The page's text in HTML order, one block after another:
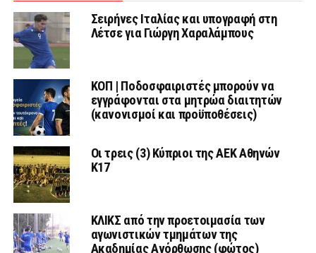
Σειρήνες Ιταλίας και υπογραφή στη
Λέτσε για Γιώργη Χαραλάμπους
ΚΟΠ | Ποδοσφαιριστές μπορούν να
εγγράφονται στα μητρώα διαιτητών
(κανονισμοί και προϋποθέσεις)
Οι τρεις (3) Κύπριοι της ΑΕΚ Αθηνών
Κ17
ΚΛΙΚΣ από την προετοιμασία των
αγωνιστικών τμημάτων της
Ακαδημίας Ανόρθωσης (φώτος)